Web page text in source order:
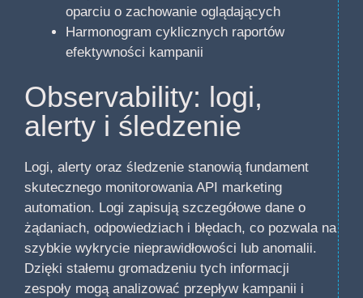
oparciu o zachowanie oglądających
Harmonogram cyklicznych raportów
efektywności kampanii
Observability: logi,
alerty i śledzenie
Logi, alerty oraz śledzenie stanowią fundament
skutecznego monitorowania API marketing
automation. Logi zapisują szczegółowe dane o
żądaniach, odpowiedziach i błędach, co pozwala na
szybkie wykrycie nieprawidłowości lub anomalii.
Dzięki stałemu gromadzeniu tych informacji
zespoły mogą analizować przepływ kampanii i